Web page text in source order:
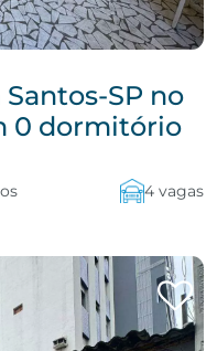
SP no
0 dormitório
4 vagas